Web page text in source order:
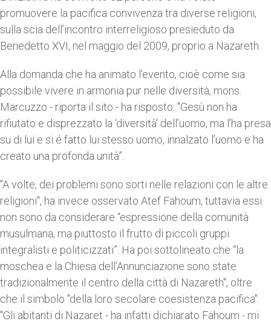
promuovere la pacifica convivenza tra diverse religioni,
sulla scia dell’incontro interreligioso presieduto da
Benedetto XVI, nel maggio del 2009, proprio a Nazareth.
Alla domanda che ha animato l'evento, cioè come sia
possibile vivere in armonia pur nelle diversità, mons.
Marcuzzo - riporta il sito - ha risposto: "Gesù non ha
rifiutato e disprezzato la ‘diversità’ dell’uomo, ma l’ha presa
su di lui e si é fatto lui stesso uomo, innalzato l’uomo e ha
creato una profonda unità”.
"A volte, dei problemi sono sorti nelle relazioni con le altre
religioni", ha invece osservato Atef Fahoum, tuttavia essi
non sono da considerare “espressione della comunità
musulmana, ma piuttosto il frutto di piccoli gruppi
integralisti e politicizzati”. Ha poi sottolineato che “la
moschea e la Chiesa dell’Annunciazione sono state
tradizionalmente il centro della città di Nazareth", oltre
che il simbolo "della loro secolare coesistenza pacifica".
"Gli abitanti di Nazaret - ha infatti dichiarato Fahoum - mi